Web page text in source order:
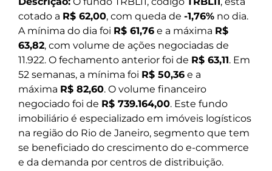
cotado a R$ 62,00, com queda de -1,76% no dia.
A mínima do dia foi R$ 61,76 e a máxima R$
63,82, com volume de ações negociadas de
11.922. O fechamento anterior foi de R$ 63,11. Em
52 semanas, a mínima foi R$ 50,36 e a
máxima R$ 82,60. O volume financeiro
negociado foi de R$ 739.164,00. Este fundo
imobiliário é especializado em imóveis logísticos
na região do Rio de Janeiro, segmento que tem
se beneficiado do crescimento do e-commerce
e da demanda por centros de distribuição.